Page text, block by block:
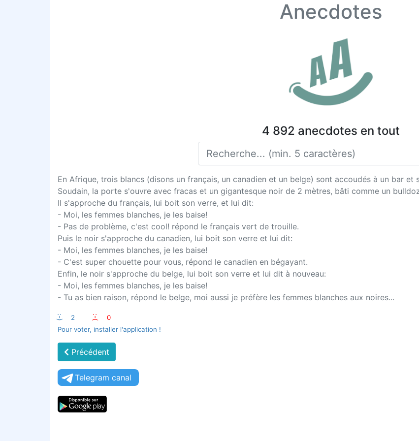
Anecdotes
4 892 anecdotes en tout
En Afrique, trois blancs (disons un français, un canadien et un belge) sont accoudés à un bar et
Soudain, la porte s'ouvre avec fracas et un gigantesque noir de 2 mètres, bâti comme un
Il s'approche du français, lui boit son verre, et lui dit:
- Moi, les femmes blanches, je les baise!
- Pas de problème, c'est cool! répond le français vert de trouille.
Puis le noir s'approche du canadien, lui boit son verre et lui dit:
- Moi, les femmes blanches, je les baise!
- C'est super chouette pour vous, répond le canadien en bégayant.
Enfin, le noir s'approche du belge, lui boit son verre et lui dit à nouveau:
- Moi, les femmes blanches, je les baise!
- Tu as bien raison, répond le belge, moi aussi je préfère les femmes blanches aux noires...
:-) 2 :-(
0
Pour voter, installer l'application !
Précédent
Telegram canal